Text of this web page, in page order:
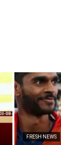
FRESH NEWS